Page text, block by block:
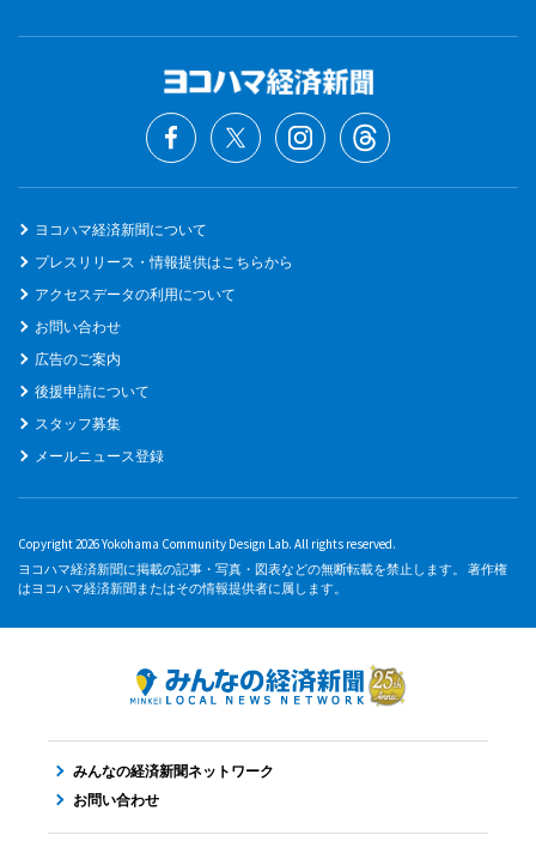
ヨコハマ経済新聞について
プレスリリース・情報提供はこちらから
アクセスデータの利用について
お問い合わせ
広告のご案内
後援申請について
スタッフ募集
メールニュース登録
Copyright 2026 Yokohama Community Design Lab. All rights reserved.
ヨコハマ経済新聞に掲載の記事・写真・図表などの無断転載を禁止します。 著作権
はヨコハマ経済新聞またはその情報提供者に属します。
みんなの経済新聞ネットワーク
お問い合わせ